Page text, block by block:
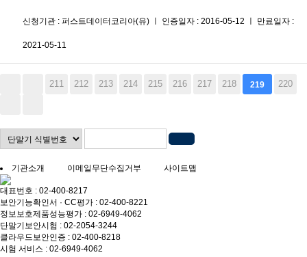
신청기관 : 퍼스트데이터코리아(유) ㅣ 인증일자 : 2016-05-12 ㅣ 만료일자 :
2021-05-11
211 212 213 214 215 216 217 218 219 220
기관소개 이메일무단수집거부 사이트맵
대표번호 : 02-400-8217
보안기능확인서 · CC평가 : 02-400-8221
정보보호제품성능평가 : 02-6949-4062
단말기보안시험 : 02-2054-3244
클라우드보안인증 : 02-400-8218
시험 서비스 : 02-6949-4062